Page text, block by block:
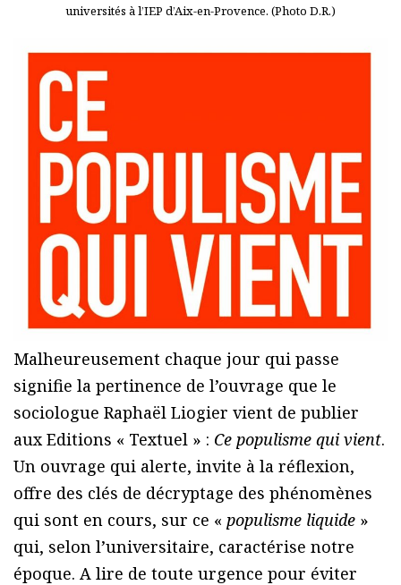
universités à l’IEP d’Aix-en-Provence. (Photo D.R.)
Malheureusement chaque jour qui passe
signifie la pertinence de l’ouvrage que le
sociologue Raphaël Liogier vient de publier
aux Editions « Textuel » : Ce populisme qui vient.
Un ouvrage qui alerte, invite à la réflexion,
offre des clés de décryptage des phénomènes
qui sont en cours, sur ce « populisme liquide »
qui, selon l’universitaire, caractérise notre
époque. A lire de toute urgence pour éviter